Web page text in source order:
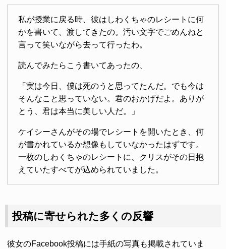
私が授業に戻る時、彼はしわくちゃのレシートに何
かを書いて、渡してきたの。汚い文字でごめんねと
言って笑いながら去って行ったわ。
読んでみたらこう書いてあったの、
「実は今日、僕は死のうと思ってたんだ。でも今は
そんなこと思っていない。君のおかげだよ。ありが
とう、君は本当に美しい人だ。」
ケイシーさんがその場でレシートを開いたとき、何
が書かれているか想像もしていなかったはずです。
一枚のしわくちゃのレシートに、クリスがその日抱
えていたすべてが込められていました。
投稿に寄せられた多くの反響
彼女のFacebook投稿には手紙の写真も掲載されていま